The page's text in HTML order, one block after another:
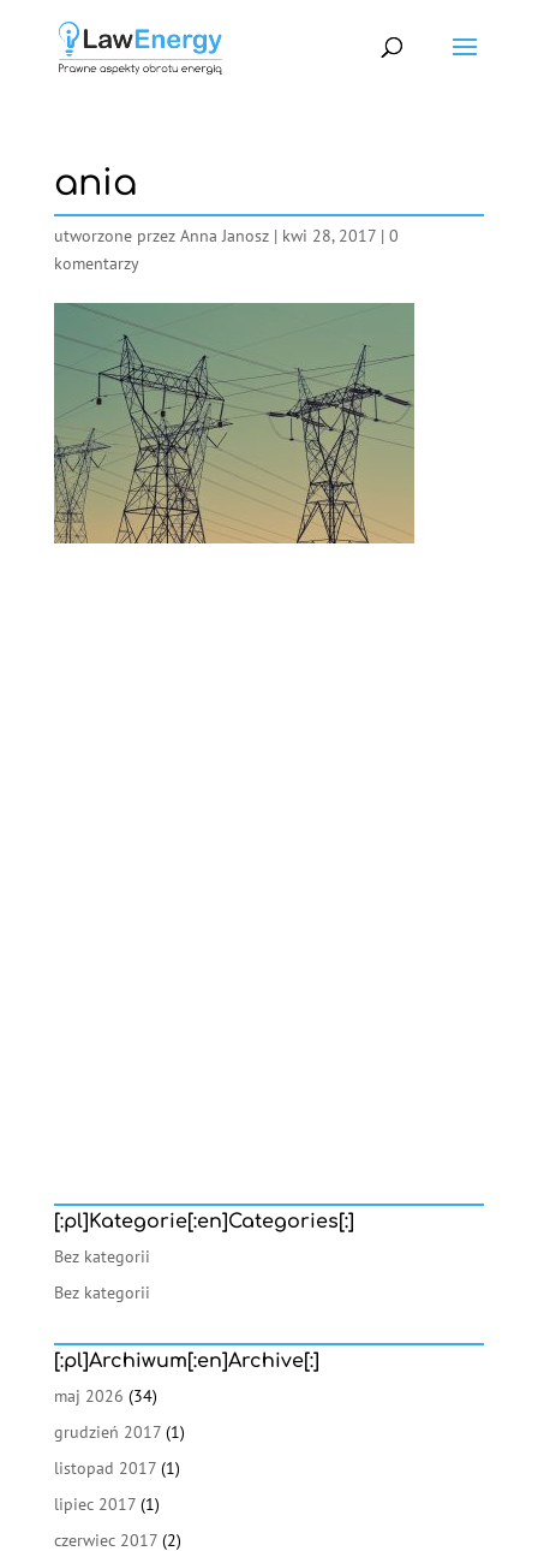
ania
utworzone przez Anna Janosz| kwi 28, 2017| 0
komentarzy
[:pl]Kategorie[:en]Categories[:]
Bez kategorii
Bez kategorii
[:pl]Archiwum[:en]Archive[:]
maj 2026 (34)
grudzień 2017(1)
listopad 2017(1)
lipiec 2017(1)
czerwiec 2017(2)